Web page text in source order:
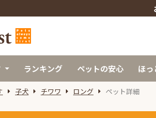
ランキング ペットの安心 ほっ
子犬 チワワ ロング ペット詳細